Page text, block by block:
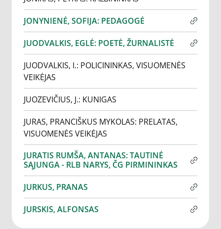
JONYNIENĖ, SOFIJA: PEDAGOGĖ
JUODVALKIS, EGLĖ: POETĖ, ŽURNALISTĖ
JUODVALKIS, I.: POLICININKAS, VISUOMENĖS
VEIKĖJAS
JUOZEVIČIUS, J.: KUNIGAS
JURAS, PRANCIŠKUS MYKOLAS: PRELATAS,
VISUOMENĖS VEIKĖJAS
JURATIS RUMŠA, ANTANAS: TAUTINĖ
SĄJUNGA - RLB NARYS, ČG PIRMININKAS
JURKUS, PRANAS
JURSKIS, ALFONSAS